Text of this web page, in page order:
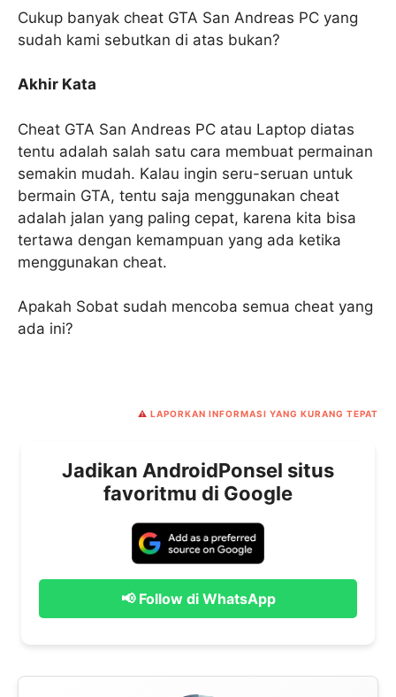
Cukup banyak cheat GTA San Andreas PC yang
sudah kami sebutkan di atas bukan?
Akhir Kata
Cheat GTA San Andreas PC atau Laptop diatas
tentu adalah salah satu cara membuat permainan
semakin mudah. Kalau ingin seru-seruan untuk
bermain GTA, tentu saja menggunakan cheat
adalah jalan yang paling cepat, karena kita bisa
tertawa dengan kemampuan yang ada ketika
menggunakan cheat.
Apakah Sobat sudah mencoba semua cheat yang
ada ini?
⚠️ LAPORKAN INFORMASI YANG KURANG TEPAT
Jadikan AndroidPonsel situs
favoritmu di Google
📢 Follow di WhatsApp